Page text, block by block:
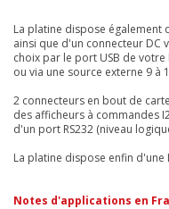
La platine dispose également
ainsi que d'un connecteur DC
choix par le port USB de
ou via une source externe 9 à
2 connecteurs en bout de
des afficheurs à commandes
d'un port RS232 (niveau
La platine dispose enfin
Notes d'applications en